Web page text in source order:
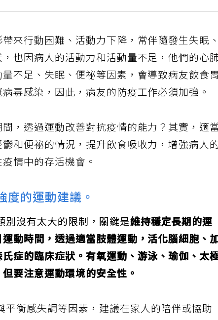
來行動困難、活動力下降，常伴隨發生失眠、
也因病人的活動力和活動量不足，他們的心
不足、失眠、便祕等因素，會導致病友飲食胃
毒感染，因此，病友的防疫工作必須加強。
，透過運動改善對抗疫情的能力？其實，適
和便祕的情況，提升飲食吸收力，增強病人
情中的存活機會。
的運動建議。
別沒有太大的限制，關鍵是維持穩定長期的運
動時間，透過適當肢體運動，活化腦細胞、
症的臨床症狀。有氧運動、游泳、瑜伽、太
要注意運動環境的安全性。
平衡感失調等因素，建議在家人的陪伴或協助